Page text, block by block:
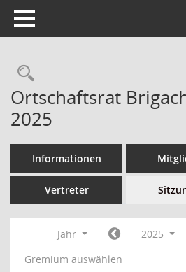
Toggle navigation
Ortschaftsrat
2025
Informationen
Vertreter
Jahr
2025
Gremium auswählen